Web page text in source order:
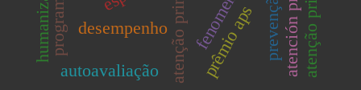
desempenho
autoavaliação prêmio aps